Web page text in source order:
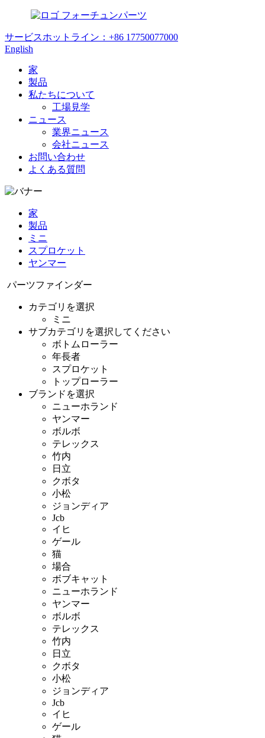
フォーチュンパーツ
サービスホットライン： +86 17750077000
English
家
製品
私たちについて
工場見学
ニュース
業界ニュース
会社ニュース
お問い合わせ
よくある質問
家
製品
ミニ
スプロケット
ヤンマー
パーツファインダー
カテゴリを選択
ミニ
サブカテゴリを選択してください
ボトムローラー
年長者
スプロケット
トップローラー
ブランドを選択
ニューホランド
ヤンマー
ボルボ
テレックス
竹内
日立
クボタ
小松
ジョンディア
Jcb
イヒ
ゲール
猫
場合
ボブキャット
ニューホランド
ヤンマー
ボルボ
テレックス
竹内
日立
クボタ
小松
ジョンディア
Jcb
イヒ
ゲール